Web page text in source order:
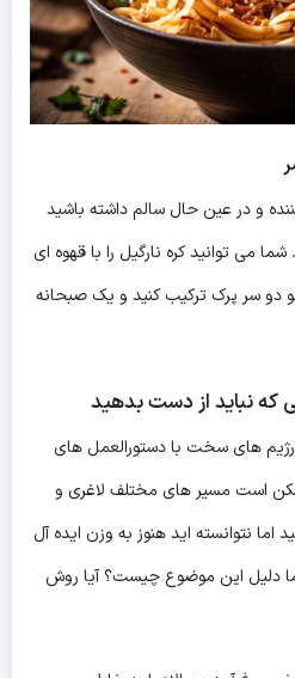
و در عین حال سالم داشته باشید
می توانید کره نارگیل را با قهوه ای
دو سر پرک ترکیب کنید و یک صبحانه
که نباید از دست بدهید
رژیم‌ های سخت با دستورالعمل های
است مسیر های مختلف لاغری و
اما نتوانسته اید هنوز به وزن ایده آل
شما دلیل این موضوع چیست؟ آیا روش